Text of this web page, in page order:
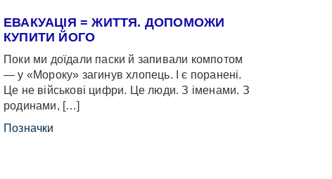
ЕВАКУАЦІЯ = ЖИТТЯ. ДОПОМОЖИ
КУПИТИ ЙОГО
Поки ми доїдали паски й запивали компотом
— у «Мороку» загинув хлопець. І є поранені.
Це не військові цифри. Це люди. З іменами. З
родинами, […]
Позначки